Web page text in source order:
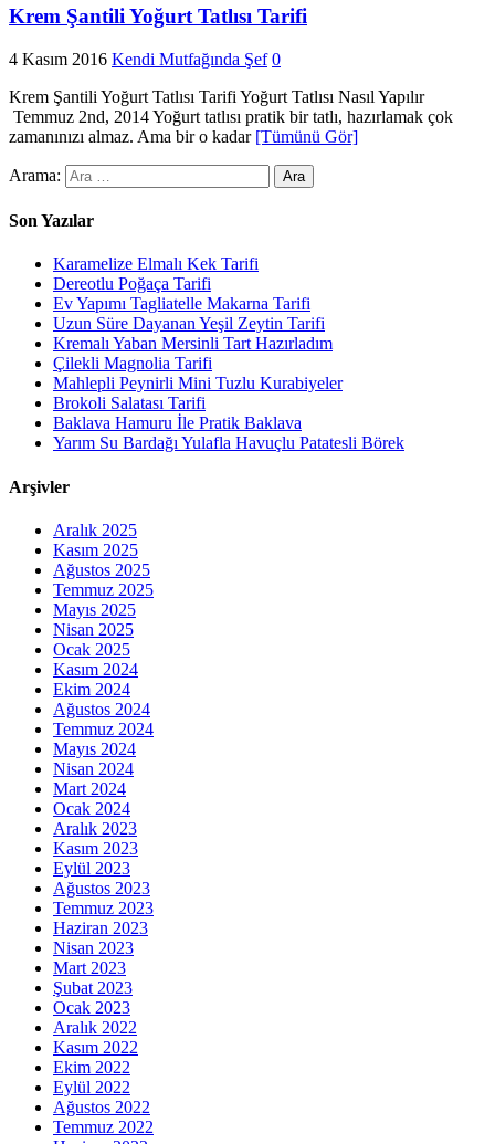
Krem Şantili Yoğurt Tatlısı Tarifi
4 Kasım 2016 Kendi Mutfağında Şef 0
Krem Şantili Yoğurt Tatlısı Tarifi Yoğurt Tatlısı Nasıl Yapılır
Temmuz 2nd, 2014 Yoğurt tatlısı pratik bir tatlı, hazırlamak çok
zamanınızı almaz. Ama bir o kadar [Tümünü Gör]
Arama:
Son Yazılar
Karamelize Elmalı Kek Tarifi
Dereotlu Poğaça Tarifi
Ev Yapımı Tagliatelle Makarna Tarifi
Uzun Süre Dayanan Yeşil Zeytin Tarifi
Kremalı Yaban Mersinli Tart Hazırladım
Çilekli Magnolia Tarifi
Mahlepli Peynirli Mini Tuzlu Kurabiyeler
Brokoli Salatası Tarifi
Baklava Hamuru İle Pratik Baklava
Yarım Su Bardağı Yulafla Havuçlu Patatesli Börek
Arşivler
Aralık 2025
Kasım 2025
Ağustos 2025
Temmuz 2025
Mayıs 2025
Nisan 2025
Ocak 2025
Kasım 2024
Ekim 2024
Ağustos 2024
Temmuz 2024
Mayıs 2024
Nisan 2024
Mart 2024
Ocak 2024
Aralık 2023
Kasım 2023
Eylül 2023
Ağustos 2023
Temmuz 2023
Haziran 2023
Nisan 2023
Mart 2023
Şubat 2023
Ocak 2023
Aralık 2022
Kasım 2022
Ekim 2022
Eylül 2022
Ağustos 2022
Temmuz 2022